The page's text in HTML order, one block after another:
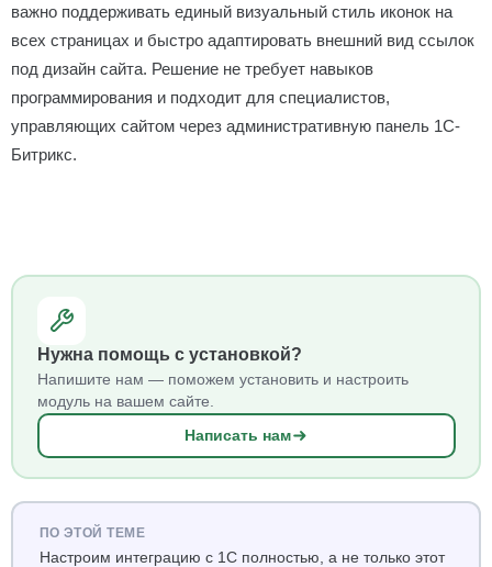
важно поддерживать единый визуальный стиль иконок на
всех страницах и быстро адаптировать внешний вид ссылок
под дизайн сайта. Решение не требует навыков
программирования и подходит для специалистов,
управляющих сайтом через административную панель 1С-
Битрикс.
Нужна помощь с установкой?
Напишите нам — поможем установить и настроить
модуль на вашем сайте.
Написать нам
ПО ЭТОЙ ТЕМЕ
Настроим интеграцию с 1С полностью, а не только этот